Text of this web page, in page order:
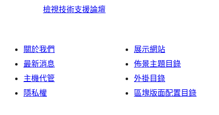
檢視技術支援論壇
關於我們
最新消息
主機代管
隱私權
展示網站
佈景主題目錄
外掛目錄
區塊版面配置目錄